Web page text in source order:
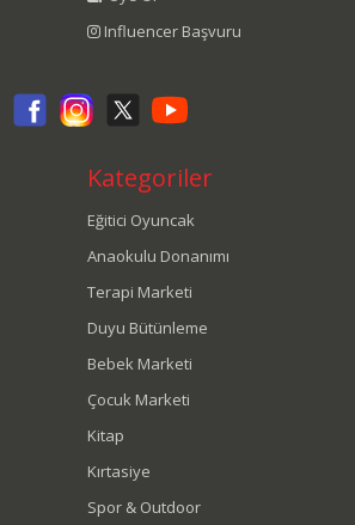
Influencer Başvuru
Kategoriler
Eğitici Oyuncak
Anaokulu Donanımı
Terapi Marketi
Duyu Bütünleme
Bebek Marketi
Çocuk Marketi
Kitap
Kırtasiye
Spor & Outdoor